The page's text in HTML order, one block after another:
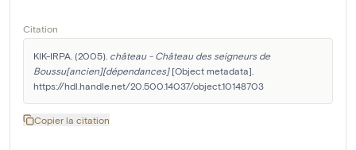
Citation
KIK-IRPA. (2005). château - Château des seigneurs de
Boussu[ancien][dépendances] [Object metadata].
https://hdl.handle.net/20.500.14037/object.10148703
Copier la citation